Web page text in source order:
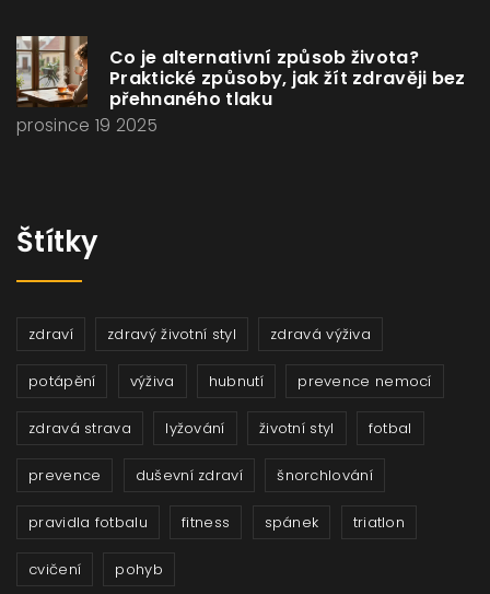
Co je alternativní způsob života?
Praktické způsoby, jak žít zdravěji bez
přehnaného tlaku
prosince 19 2025
Štítky
zdraví zdravý životní styl zdravá výživa
potápění výživa hubnutí prevence nemocí
zdravá strava lyžování životní styl fotbal
prevence duševní zdraví šnorchlování
pravidla fotbalu fitness spánek triatlon
cvičení pohyb